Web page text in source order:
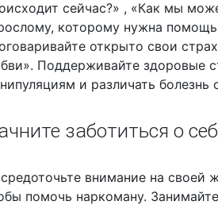
сейчас?» , «Как мы
которому нужна
открыто свои
Поддерживайте здоровые
и различать болезнь
заботиться о
внимание на своей
помочь наркоману.